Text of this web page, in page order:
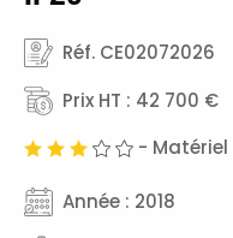
Prix HT : 42 700 €
- Matériel
Année : 2018
Heures : 40